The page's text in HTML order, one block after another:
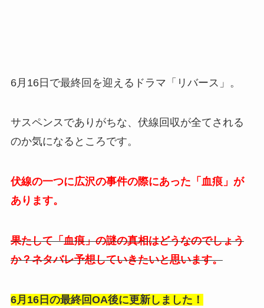
6月16日で最終回を迎えるドラマ「リバース」。
サスペンスでありがちな、伏線回収が全てされる
のか気になるところです。
伏線の一つに広沢の事件の際にあった「血痕」が
あります。
果たして「血痕」の謎の真相はどうなのでしょう
か？ネタバレ予想していきたいと思います。
6月16日の最終回OA後に更新しました！